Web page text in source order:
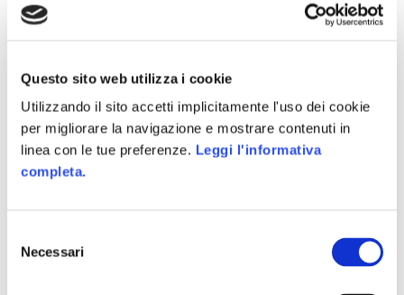
Questo sito web utilizza i cookie
Utilizzando il sito accetti implicitamente l'uso dei cookie
per migliorare la navigazione e mostrare contenuti in
linea con le tue preferenze. Leggi l'informativa
completa.
delNecessari
pellentesque urna ornare. In sed viverra
ultricies, turpis a sagittis suscipit, ex odio
volutpat sem, vel molestie ligula enim
varius est. Pellentesque sodales ipsum nisi.
Suspendisse ultrices nulla eu volutpat
volutpat. Nunc vestibulum, tortor